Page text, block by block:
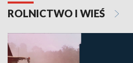
ROLNICTWO I WIEŚ